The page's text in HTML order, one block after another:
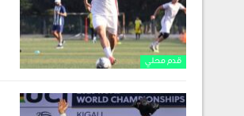
قدم محلي